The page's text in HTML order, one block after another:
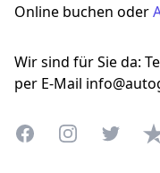
Online buchen oder
Wir sind für Sie da:
per E-Mail
FacebookInstagramTwitter